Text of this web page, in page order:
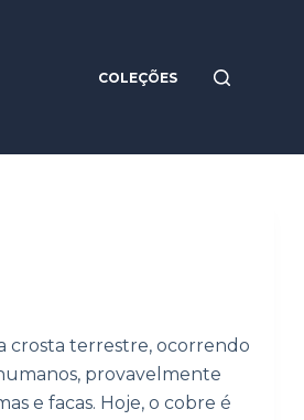
COLEÇÕES
crosta terrestre, ocorrendo
provavelmente
e facas. Hoje, o cobre é